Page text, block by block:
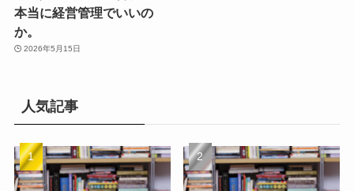
本当に経営管理でいいの
か。
2026年5月15日
人気記事